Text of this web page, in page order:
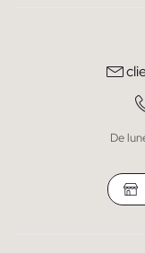
He leído y
* Puedes
De